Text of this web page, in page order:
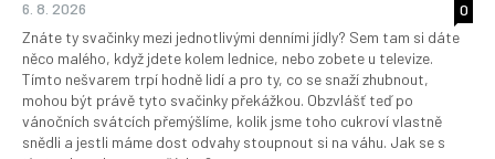
6. 8. 2026
0
Znáte ty svačinky mezi jednotlivými denními jídly? Sem tam si dáte
něco malého, když jdete kolem lednice, nebo zobete u televize.
Tímto nešvarem trpí hodně lidí a pro ty, co se snaží zhubnout,
mohou být právě tyto svačinky překážkou. Obzvlášť teď po
vánočních svátcích přemýšlíme, kolik jsme toho cukroví vlastně
snědli a jestli máme dost odvahy stoupnout si na váhu. Jak se s